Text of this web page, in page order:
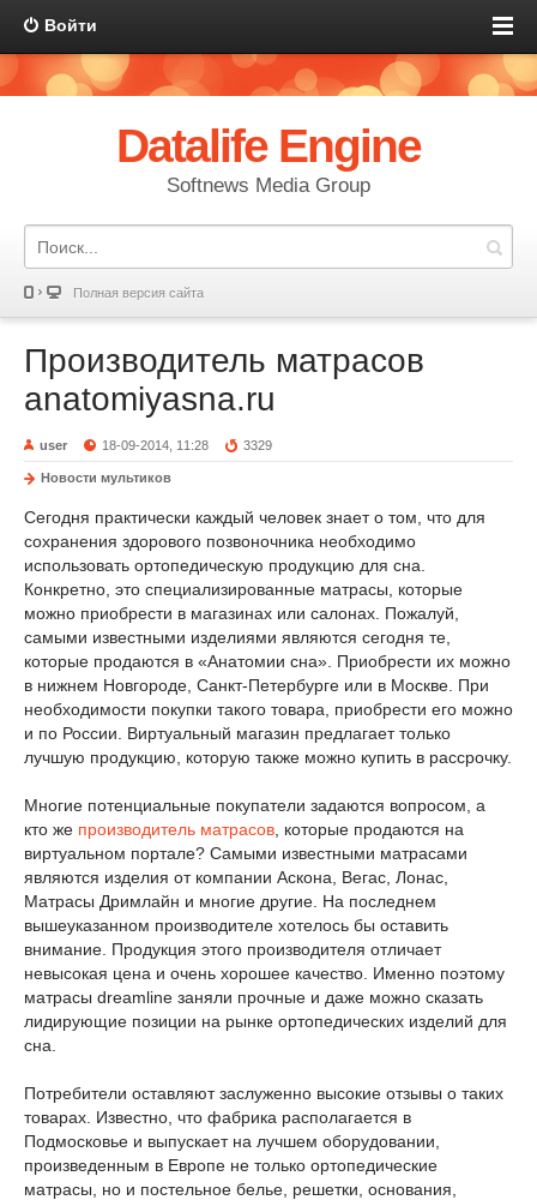
Войти
Datalife Engine
Softnews Media Group
Полная версия сайта
Производитель матрасов
anatomiyasna.ru
user 18-09-2014, 11:28 3329
Новости мультиков
Сегодня практически каждый человек знает о том, что для
сохранения здорового позвоночника необходимо
использовать ортопедическую продукцию для сна.
Конкретно, это специализированные матрасы, которые
можно приобрести в магазинах или салонах. Пожалуй,
самыми известными изделиями являются сегодня те,
которые продаются в «Анатомии сна». Приобрести их можно
в нижнем Новгороде, Санкт-Петербурге или в Москве. При
необходимости покупки такого товара, приобрести его можно
и по России. Виртуальный магазин предлагает только
лучшую продукцию, которую также можно купить в рассрочку.
Многие потенциальные покупатели задаются вопросом, а
кто же производитель матрасов , которые продаются на
виртуальном портале? Самыми известными матрасами
являются изделия от компании Аскона, Вегас, Лонас,
Матрасы Дримлайн и многие другие. На последнем
вышеуказанном производителе хотелось бы оставить
внимание. Продукция этого производителя отличает
невысокая цена и очень хорошее качество. Именно поэтому
матрасы dreamline заняли прочные и даже можно сказать
лидирующие позиции на рынке ортопедических изделий для
сна.
Потребители оставляют заслуженно высокие отзывы о таких
товарах. Известно, что фабрика располагается в
Подмосковье и выпускает на лучшем оборудовании,
произведенным в Европе не только ортопедические
матрасы, но и постельное белье, решетки, основания,